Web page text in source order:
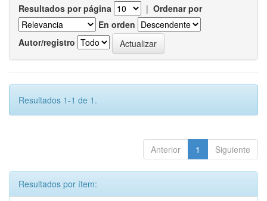
Resultados por página | Ordenar por
En orden
Autor/registro
Resultados 1-1 de 1.
Anterior 1 Siguiente
Resultados por ítem: